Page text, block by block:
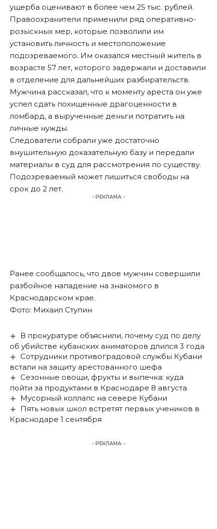
ущерба оценивают в более чем 25 тыс. рублей.
Правоохранители применили ряд оперативно-
розыскных мер, которые позволили им
установить личность и местоположение
подозреваемого. Им оказался местный житель в
возрасте 57 лет, которого задержали и доставили
в отделение для дальнейших разбирательств.
Мужчина рассказал, что к моменту ареста он уже
успел сдать похищенные драгоценности в
ломбард, а вырученные деньги потратить на
личные нужды.
Следователи собрали уже достаточно
внушительную доказательную базу и передали
материалы в суд для рассмотрения по существу.
Подозреваемый может лишиться свободы на
срок до 2 лет.
- РЕКЛАМА -
Ранее сообщалось, что двое мужчин совершили
разбойное нападение на знакомого в
Краснодарском крае.
Фото: Михаил Ступин
В прокуратуре объяснили, почему суд по делу
об убийстве кубанских аниматоров длился 3 года
Сотрудники противоградовой службы Кубани
встали на защиту арестованного шефа
Сезонные овощи, фрукты и выпечка: куда
пойти за продуктами в Краснодаре 8 августа
Мусорный коллапс на севере Кубани
Пять новых школ встретят первых учеников в
Краснодаре 1 сентября
- РЕКЛАМА -